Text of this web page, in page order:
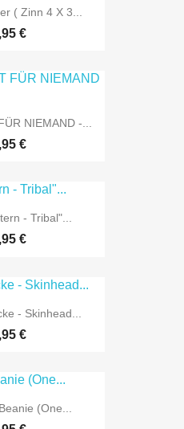
( Zinn 4 X 3...
€
NIEMAND -...
€
- Tribal"...
€
- Skinhead...
€
(One...